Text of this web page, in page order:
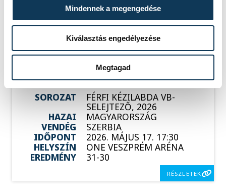
Mindennek a megengedése
Kiválasztás engedélyezése
Megtagad
Események
SOROZAT FÉRFI KÉZILABDA VB-
SELEJTEZŐ, 2026
HAZAI
MAGYARORSZÁG
VENDÉG
SZERBIA
IDŐPONT
2026. MÁJUS 17. 17:30
HELYSZÍN
ONE VESZPRÉM ARÉNA
EREDMÉNY
31-30
RÉSZLETEK